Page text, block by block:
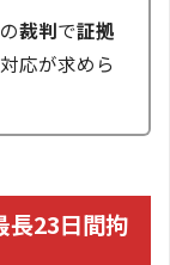
裁判で証拠
応が求めら
長23日間拘